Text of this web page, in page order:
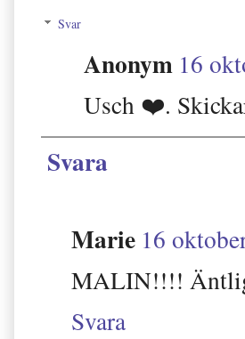
Svar
Anonym 16
Usch ❤️.
Svara
Marie 16
MALIN!!!!
Svara